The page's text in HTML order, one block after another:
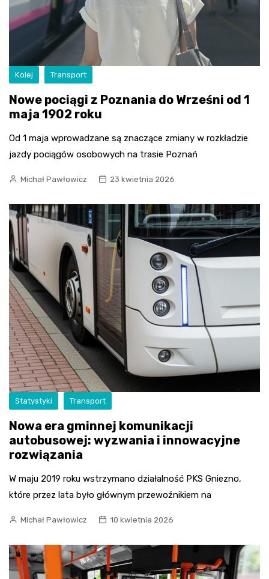
Kolej Transport
Nowe pociągi z Poznania do Wrześni od 1
maja 1902 roku
Od 1 maja wprowadzane są znaczące zmiany w rozkładzie
jazdy pociągów osobowych na trasie Poznań
Michał Pawłowicz 23 kwietnia 2026
Statystyki Transport
Nowa era gminnej komunikacji
autobusowej: wyzwania i innowacyjne
rozwiązania
W maju 2019 roku wstrzymano działalność PKS Gniezno,
które przez lata było głównym przewoźnikiem na
Michał Pawłowicz 10 kwietnia 2026